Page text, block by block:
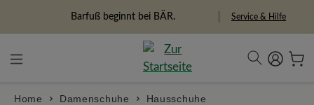
Freiheitspioniere Service & Hilfe
Home Damenschuhe Hausschuhe